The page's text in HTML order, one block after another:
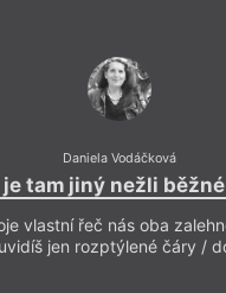
Daniela Vodáčková
tam jiný nežli
vlastní řeč nás oba
jen rozptýlené čáry /